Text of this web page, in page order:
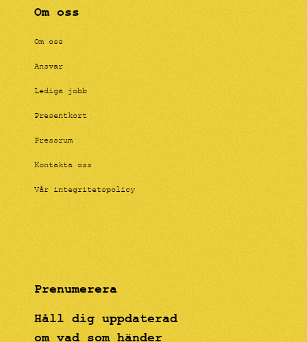
Om oss
Om oss
Ansvar
Lediga jobb
Presentkort
Pressrum
Kontakta oss
Vår integritetspolicy
Prenumerera
Håll dig uppdaterad